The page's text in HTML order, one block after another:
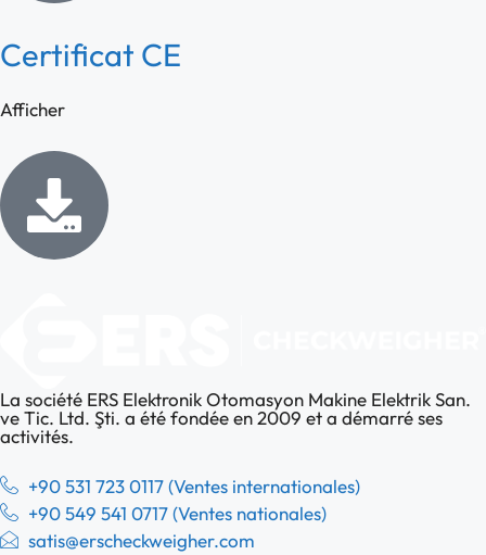
Certificat CE
Afficher
La société ERS Elektronik Otomasyon Makine Elektrik San.
ve Tic. Ltd. Şti. a été fondée en 2009 et a démarré ses
activités.
+90 531 723 0117 (Ventes internationales)
+90 549 541 0717 (Ventes nationales)
satis@erscheckweigher.com